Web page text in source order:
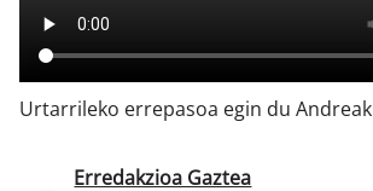
Urtarrileko errepasoa egin du Andreak
Erredakzioa Gaztea